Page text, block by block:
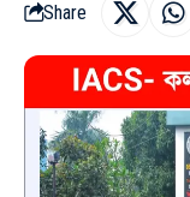
Share